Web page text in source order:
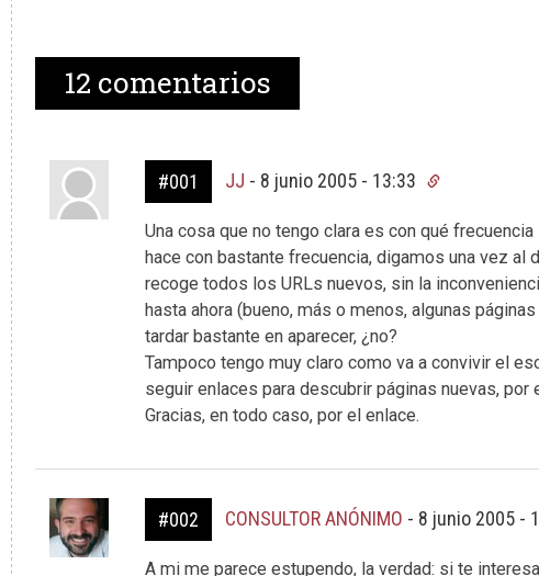
12 comentarios
#001 JJ - 8 junio 2005 - 13:33
Una cosa que no tengo clara es con qué
hace con bastante frecuencia, digamos una vez al
recoge todos los URLs nuevos, sin la
hasta ahora (bueno, más o menos, algunas
tardar bastante en aparecer, ¿no?
Tampoco tengo muy claro como va a convivir el
seguir enlaces para descubrir páginas nuevas, por
Gracias, en todo caso, por el enlace.
#002 CONSULTOR ANÓNIMO - 8 junio 2005 -
A mi me parece estupendo, la verdad: si te